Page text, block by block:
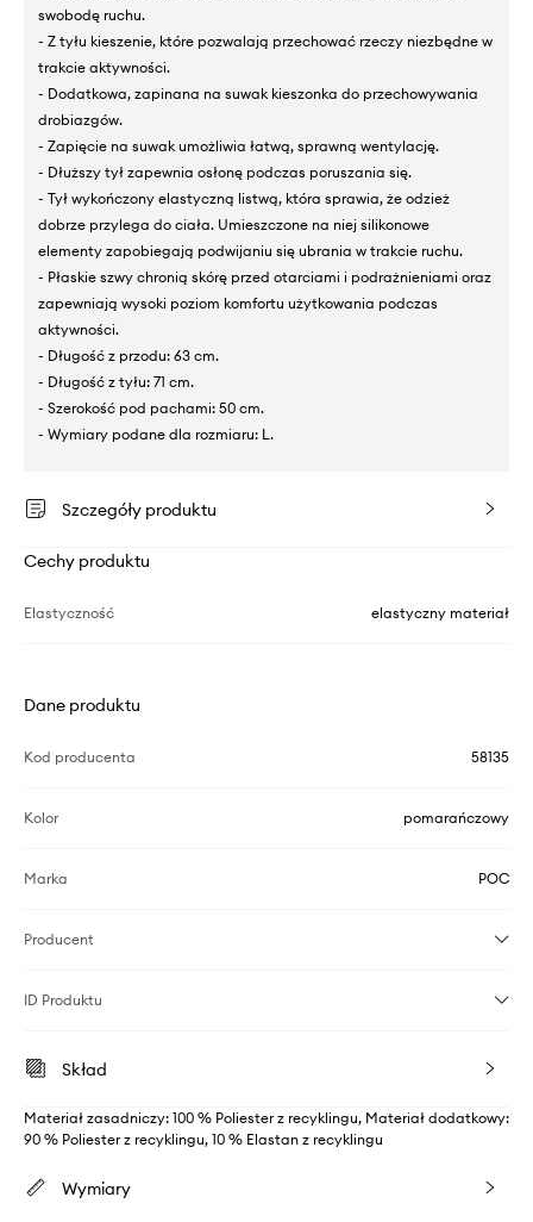
swobodę ruchu.
- Z tyłu kieszenie, które pozwalają przechować rzeczy niezbędne w
trakcie aktywności.
- Dodatkowa, zapinana na suwak kieszonka do przechowywania
drobiazgów.
- Zapięcie na suwak umożliwia łatwą, sprawną wentylację.
- Dłuższy tył zapewnia osłonę podczas poruszania się.
- Tył wykończony elastyczną listwą, która sprawia, że odzież
dobrze przylega do ciała. Umieszczone na niej silikonowe
elementy zapobiegają podwijaniu się ubrania w trakcie ruchu.
- Płaskie szwy chronią skórę przed otarciami i podrażnieniami oraz
zapewniają wysoki poziom komfortu użytkowania podczas
aktywności.
- Długość z przodu: 63 cm.
- Długość z tyłu: 71 cm.
- Szerokość pod pachami: 50 cm.
- Wymiary podane dla rozmiaru: L.
Szczegóły produktu
Cechy produktu
Elastyczność elastyczny materiał
Dane produktu
Kod producenta 58135
Kolor pomarańczowy
Marka POC
Producent
ID Produktu
Skład
Materiał zasadniczy: 100 % Poliester z recyklingu, Materiał dodatkowy:
90 % Poliester z recyklingu, 10 % Elastan z recyklingu
Wymiary